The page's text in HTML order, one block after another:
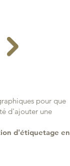
pour que
d'ajouter une
d'étiquetage en